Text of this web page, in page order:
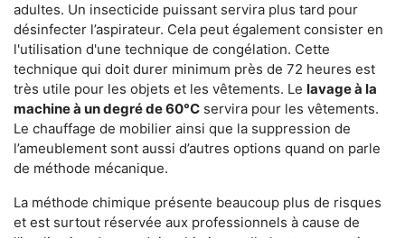
adultes. Un insecticide puissant servira plus tard pour
désinfecter l’aspirateur. Cela peut également consister en
l'utilisation d'une technique de congélation. Cette
technique qui doit durer minimum près de 72 heures est
très utile pour les objets et les vêtements. Le lavage à la
machine à un degré de 60°C servira pour les vêtements.
Le chauffage de mobilier ainsi que la suppression de
l’ameublement sont aussi d’autres options quand on parle
de méthode mécanique.
La méthode chimique présente beaucoup plus de risques
et est surtout réservée aux professionnels à cause de